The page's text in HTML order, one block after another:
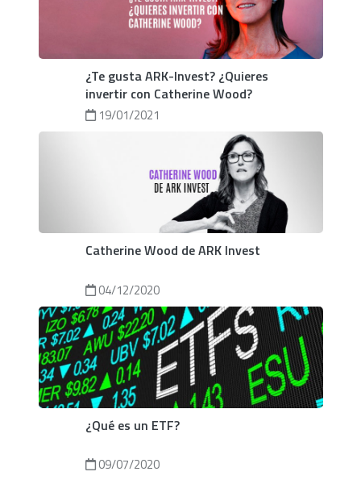
¿Te gusta ARK-Invest? ¿Quieres
invertir con Catherine Wood?
19/01/2021
Catherine Wood de ARK Invest
04/12/2020
¿Qué es un ETF?
09/07/2020